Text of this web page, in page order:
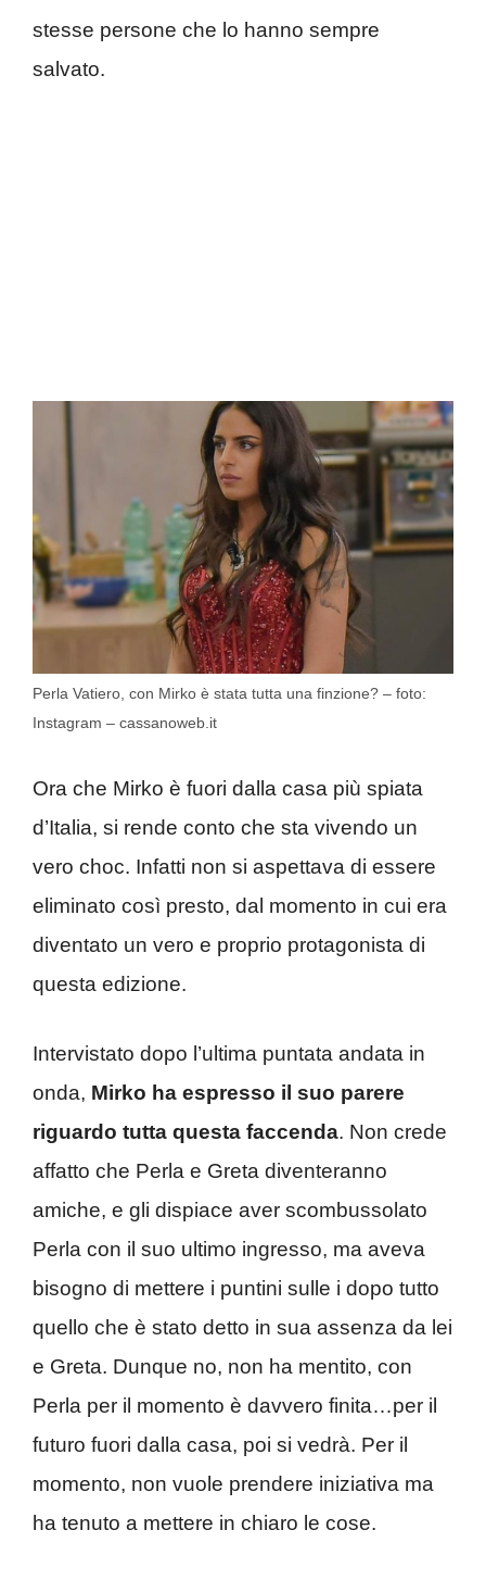
stesse persone che lo hanno sempre
salvato.
Perla Vatiero, con Mirko è stata tutta una finzione? – foto:
Instagram – cassanoweb.it
Ora che Mirko è fuori dalla casa più spiata
d’Italia, si rende conto che sta vivendo un
vero choc. Infatti non si aspettava di essere
eliminato così presto, dal momento in cui era
diventato un vero e proprio protagonista di
questa edizione.
Intervistato dopo l’ultima puntata andata in
onda, Mirko ha espresso il suo parere
riguardo tutta questa faccenda. Non crede
affatto che Perla e Greta diventeranno
amiche, e gli dispiace aver scombussolato
Perla con il suo ultimo ingresso, ma aveva
bisogno di mettere i puntini sulle i dopo tutto
quello che è stato detto in sua assenza da lei
e Greta. Dunque no, non ha mentito, con
Perla per il momento è davvero finita…per il
futuro fuori dalla casa, poi si vedrà. Per il
momento, non vuole prendere iniziativa ma
ha tenuto a mettere in chiaro le cose.